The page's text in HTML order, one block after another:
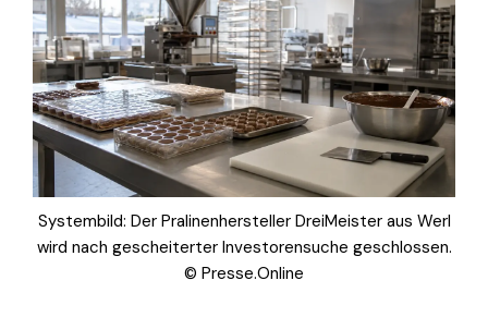
Systembild: Der Pralinenhersteller DreiMeister aus Werl
wird nach gescheiterter Investorensuche geschlossen.
© Presse.Online